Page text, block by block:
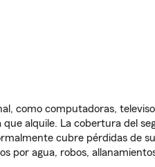
como computadoras,
alquile. La cobertura del
cubre pérdidas de
por agua, robos,